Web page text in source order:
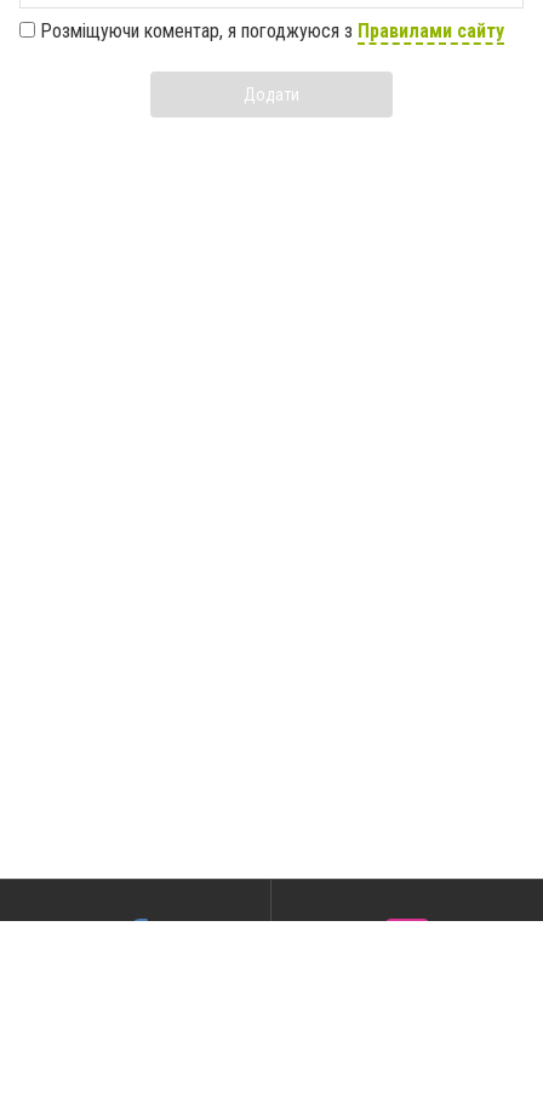
Розміщуючи коментар, я погоджуюся з Правилами сайту
Додати